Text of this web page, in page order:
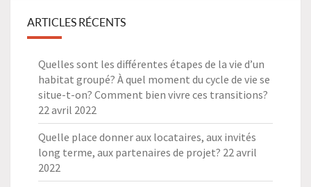
ARTICLES RÉCENTS
Quelles sont les différentes étapes de la vie d’un
habitat groupé? À quel moment du cycle de vie se
situe-t-on? Comment bien vivre ces transitions?
22 avril 2022
Quelle place donner aux locataires, aux invités
long terme, aux partenaires de projet? 22 avril
2022